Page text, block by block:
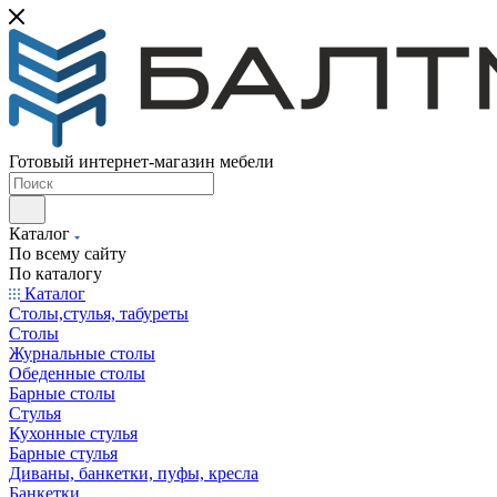
Готовый интернет-магазин мебели
Каталог
По всему сайту
По каталогу
Каталог
Столы,стулья, табуреты
Столы
Журнальные столы
Обеденные столы
Барные столы
Стулья
Кухонные стулья
Барные стулья
Диваны, банкетки, пуфы, кресла
Банкетки